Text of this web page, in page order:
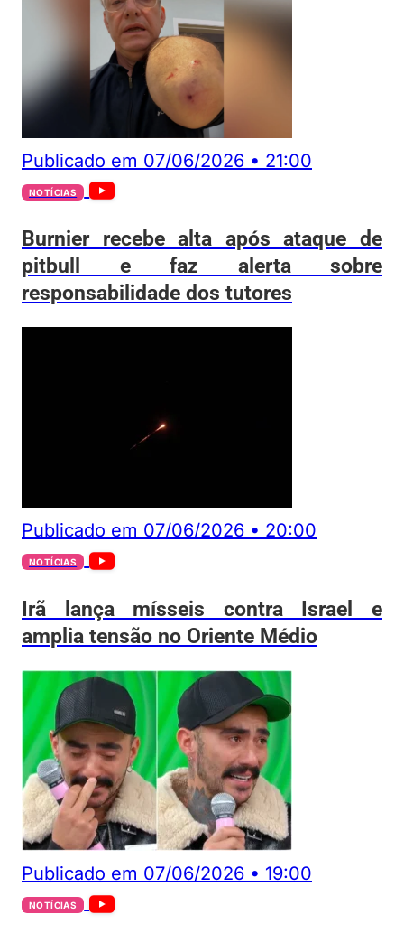
Publicado em 07/06/2026 • 21:00
NOTÍCIAS
Burnier recebe alta após ataque de
pitbull e faz alerta sobre
responsabilidade dos tutores
Publicado em 07/06/2026 • 20:00
NOTÍCIAS
Irã lança mísseis contra Israel e
amplia tensão no Oriente Médio
Publicado em 07/06/2026 • 19:00
NOTÍCIAS